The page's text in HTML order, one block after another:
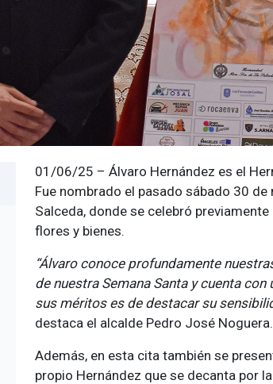
01/06/25 – Álvaro Hernández es el
Fue nombrado el pasado sábado 30
Salceda, donde se celebró
flores y bienes.
“Álvaro conoce profundamente
de nuestra Semana Santa y cuenta
sus méritos es de destacar su
destaca el alcalde Pedro José Noguera.
Además, en esta cita también se
propio Hernández que se decanta por